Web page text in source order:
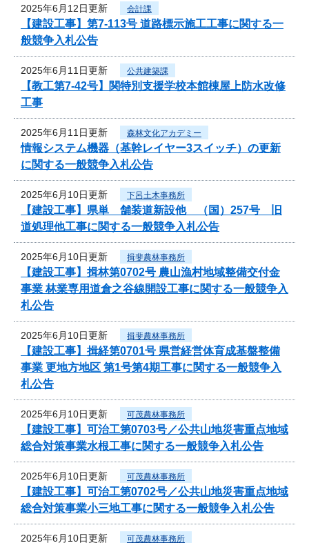
2025年6月12日更新 会計課
【建設工事】第7-113号 道路標示施工工事に関する一
般競争入札公告
2025年6月11日更新 公共建築課
【教工第7-42号】関特別支援学校本館棟屋上防水改修
工事
2025年6月11日更新 森林文化アカデミー
情報システム機器（基幹レイヤー3スイッチ）の更新
に関する一般競争入札公告
2025年6月10日更新 下呂土木事務所
【建設工事】県単 舗装道新設他 （国）257号 旧
道処理他工事に関する一般競争入札公告
2025年6月10日更新 揖斐農林事務所
【建設工事】揖林第0702号 農山漁村地域整備交付金
事業 林業専用道倉之谷線開設工事に関する一般競争入
札公告
2025年6月10日更新 揖斐農林事務所
【建設工事】揖経第0701号 県営経営体育成基盤整備
事業 更地方地区 第1号第4期工事に関する一般競争入
札公告
2025年6月10日更新 可茂農林事務所
【建設工事】可治工第0703号／公共山地災害重点地域
総合対策事業水根工事に関する一般競争入札公告
2025年6月10日更新 可茂農林事務所
【建設工事】可治工第0702号／公共山地災害重点地域
総合対策事業小三地工事に関する一般競争入札公告
2025年6月10日更新 可茂農林事務所